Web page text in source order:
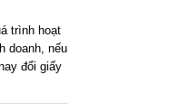
trình hoạt
doanh, nếu
đổi giấy